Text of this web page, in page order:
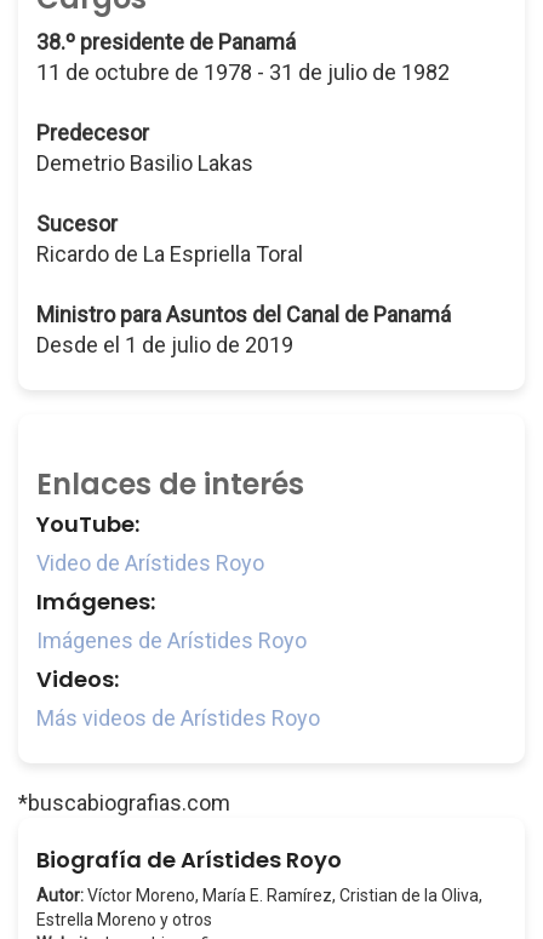
38.º presidente de Panamá
11 de octubre de 1978 - 31 de julio de 1982
Predecesor
Demetrio Basilio Lakas
Sucesor
Ricardo de La Espriella Toral
Ministro para Asuntos del Canal de Panamá
Desde el 1 de julio de 2019
Enlaces de interés
YouTube:
Video de Arístides Royo
Imágenes:
Imágenes de Arístides Royo
Videos:
Más videos de Arístides Royo
*buscabiografias.com
Biografía de Arístides Royo
Autor:Víctor Moreno, María E. Ramírez, Cristian de la Oliva,
Estrella Moreno y otros